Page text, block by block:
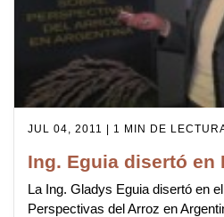
JUL 04, 2011 | 1 MIN DE
Ing. Eguia disertó en
La Ing. Gladys Eguia disertó en
Perspectivas del Arroz en